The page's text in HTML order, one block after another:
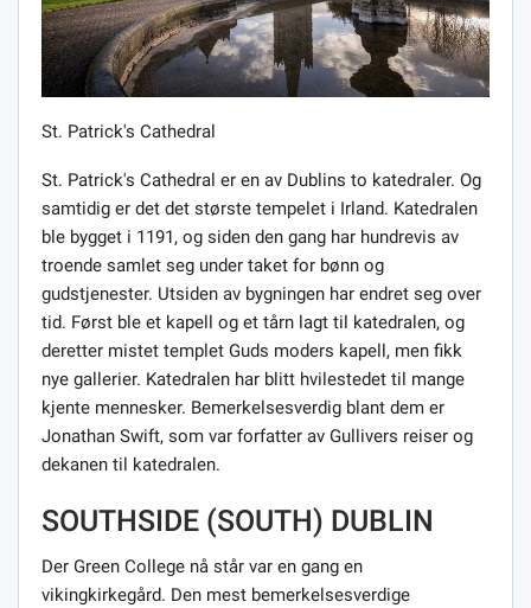
St. Patrick's Cathedral
St. Patrick's Cathedral er en av Dublins to katedraler. Og
samtidig er det det største tempelet i Irland. Katedralen
ble bygget i 1191, og siden den gang har hundrevis av
troende samlet seg under taket for bønn og
gudstjenester. Utsiden av bygningen har endret seg over
tid. Først ble et kapell og et tårn lagt til katedralen, og
deretter mistet templet Guds moders kapell, men fikk
nye gallerier. Katedralen har blitt hvilestedet til mange
kjente mennesker. Bemerkelsesverdig blant dem er
Jonathan Swift, som var forfatter av Gullivers reiser og
dekanen til katedralen.
SOUTHSIDE (SOUTH) DUBLIN
Der Green College nå står var en gang en
vikingkirkegård. Den mest bemerkelsesverdige